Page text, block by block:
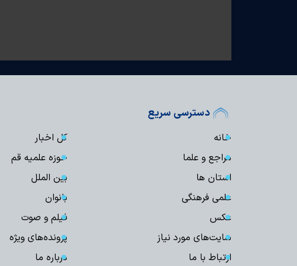
دسترسی سریع
خانه
کل اخبار
مراجع و علما
حوزه علمیه قم
استان ها
بین الملل
علمی فرهنگی
بانوان
عکس
فیلم و صوت
سایت‌های مورد نیاز
پرونده‌های ویژه
ارتباط با ما
درباره ما